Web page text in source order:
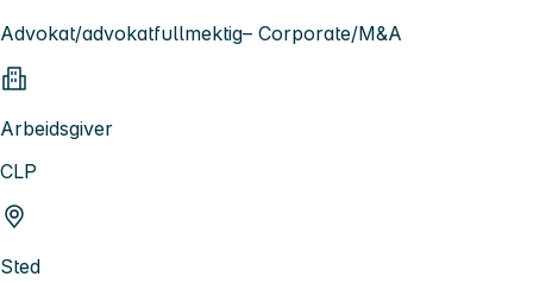
Advokat/advokatfullmektig– Corporate/M&A
Arbeidsgiver
CLP
Sted